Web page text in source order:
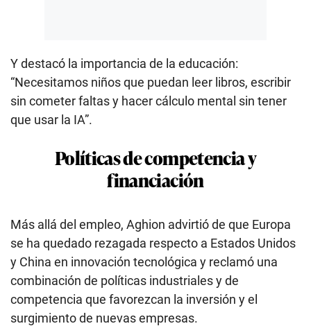
Y destacó la importancia de la educación:
“Necesitamos niños que puedan leer libros, escribir
sin cometer faltas y hacer cálculo mental sin tener
que usar la IA”.
Políticas de competencia y
financiación
Más allá del empleo, Aghion advirtió de que Europa
se ha quedado rezagada respecto a Estados Unidos
y China en innovación tecnológica y reclamó una
combinación de políticas industriales y de
competencia que favorezcan la inversión y el
surgimiento de nuevas empresas.